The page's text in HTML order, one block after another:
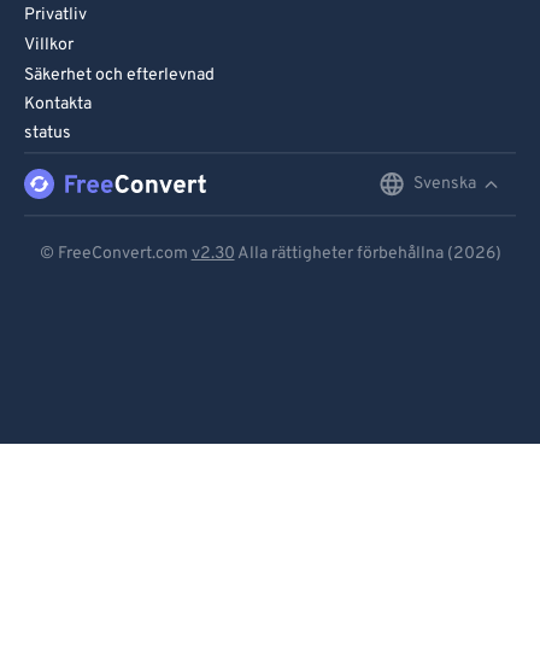
Privatliv
Villkor
Säkerhet och efterlevnad
Kontakta
status
Svenska
© FreeConvert.com v2.30 Alla rättigheter förbehållna (2026)